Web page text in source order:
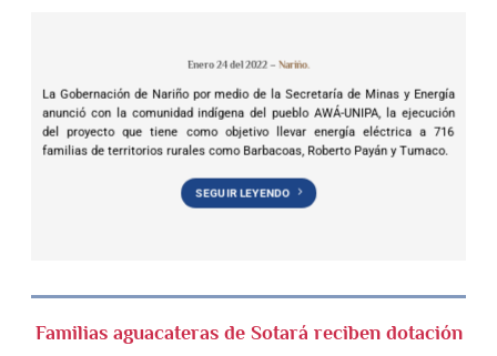
Enero 24 del 2022 – Nariño.
La Gobernación de Nariño por medio de la Secretaría de Minas y Energía
anunció con la comunidad indígena del pueblo AWÁ-UNIPA, la ejecución
del proyecto que tiene como objetivo llevar energía eléctrica a 716
familias de territorios rurales como Barbacoas, Roberto Payán y Tumaco.
SEGUIR LEYENDO
Familias aguacateras de Sotará reciben dotación